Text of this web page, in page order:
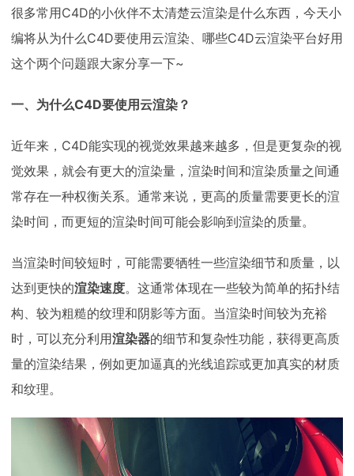
很多常用C4D的小伙伴不太清楚云渲染是什么东西，今天小
编将从为什么C4D要使用云渲染、哪些C4D云渲染平台好用
这个两个问题跟大家分享一下~
一、为什么C4D要使用云渲染？
近年来，C4D能实现的视觉效果越来越多，但是更复杂的视
觉效果，就会有更大的渲染量，渲染时间和渲染质量之间通
常存在一种权衡关系。通常来说，更高的质量需要更长的渲
染时间，而更短的渲染时间可能会影响到渲染的质量。
当渲染时间较短时，可能需要牺牲一些渲染细节和质量，以
达到更快的渲染速度。这通常体现在一些较为简单的拓扑结
构、较为粗糙的纹理和阴影等方面。当渲染时间较为充裕
时，可以充分利用渲染器的细节和复杂性功能，获得更高质
量的渲染结果，例如更加逼真的光线追踪或更加真实的材质
和纹理。